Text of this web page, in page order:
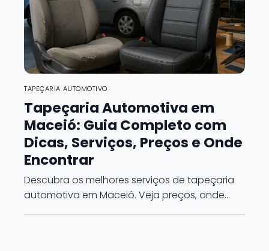
TAPEÇARIA AUTOMOTIVO
Tapeçaria Automotiva em
Maceió: Guia Completo com
Dicas, Serviços, Preços e Onde
Encontrar
Descubra os melhores serviços de tapeçaria
automotiva em Maceió. Veja preços, onde…